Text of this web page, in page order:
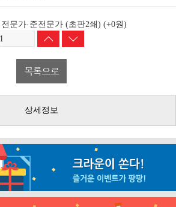
문가·준전문가 (초판2쇄) (+0원)
상세정보